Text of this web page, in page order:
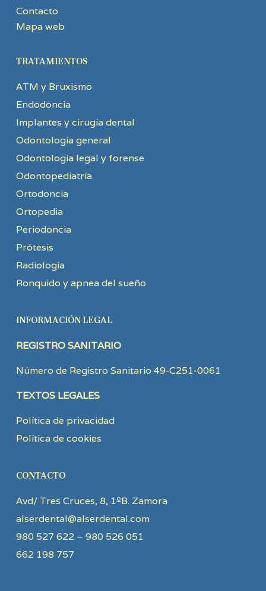
Contacto
Mapa web
TRATAMIENTOS
ATM y Bruxismo
Endodoncia
Implantes y cirugía dental
Odontología general
Odontología legal y forense
Odontopediatría
Ortodoncia
Ortopedia
Periodoncia
Prótesis
Radiología
Ronquido y apnea del sueño
INFORMACIÓN LEGAL
REGISTRO SANITARIO
Número de Registro Sanitario 49-C251-0061
TEXTOS LEGALES
Política de privacidad
Política de cookies
CONTACTO
Avd/ Tres Cruces, 8, 1ºB. Zamora
alserdental@alserdental.com
980 527 622 – 980 526 051
662 198 757